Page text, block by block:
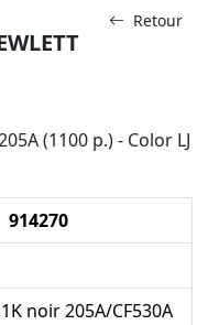
Retour
(1100 p.) - Color LJ
914270
noir 205A/CF530A